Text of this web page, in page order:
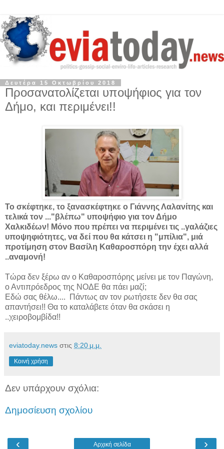
Δευτέρα 15 Οκτωβρίου 2018
Προσανατολίζεται υποψήφιος για τον
Δήμο, και περιμένει!!
Το σκέφτηκε, το ξανασκέφτηκε ο Γιάννης Λαλανίτης και
τελικά τον ..."βλέπω" υποψήφιο για τον Δήμο
Χαλκιδέων! Μόνο που πρέπει να περιμένει τις ..γαλάζιες
υποψηφιότητες, να δεί που θα κάτσει η "μπίλια", μιά
προτίμηση στον Βασίλη Καθαροσπόρη την έχει αλλά
..αναμονή!
Τώρα δεν ξέρω αν ο Καθαροσπόρης μείνει με τον Παγώνη,
ο Αντιπρόεδρος της ΝΟΔΕ θα πάει μαζί;
Εδώ σας θέλω.... Πάντως αν τον ρωτήσετε δεν θα σας
απαντήσει!! Θα το καταλάβετε όταν θα σκάσει η
..χειροβομβίδα!!
eviatoday.news στις 8:20 μ.μ.
Κοινή χρήση
Δεν υπάρχουν σχόλια:
Δημοσίευση σχολίου
‹ ›
Αρχική σελίδα